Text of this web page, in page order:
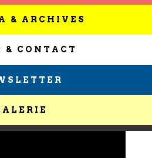
& ARCHIVES
& CONTACT